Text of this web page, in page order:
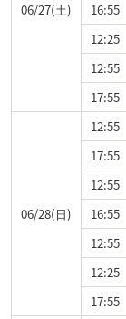
06/27(土)
16:55
12:25
12:55
17:55
06/28(日)
12:55
17:55
12:55
16:55
12:55
12:25
17:55